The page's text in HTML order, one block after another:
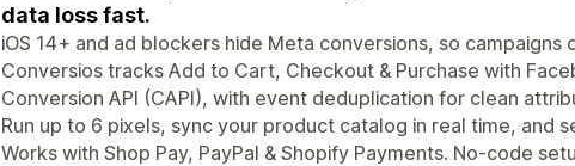
data loss fast.
iOS 14+ and ad blockers hide Meta conversions, so
Conversios tracks Add to Cart, Checkout & Purchase with
Conversion API (CAPI), with event deduplication for clean
Run up to 6 pixels, sync your product catalog in real time, and
Works with Shop Pay, PayPal & Shopify Payments. No-code